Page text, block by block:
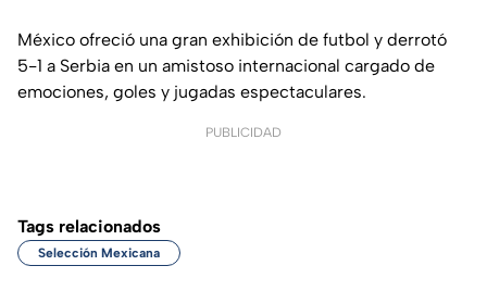
México ofreció una gran exhibición de futbol y derrotó
5-1 a Serbia en un amistoso internacional cargado de
emociones, goles y jugadas espectaculares.
PUBLICIDAD
Tags relacionados
Selección Mexicana